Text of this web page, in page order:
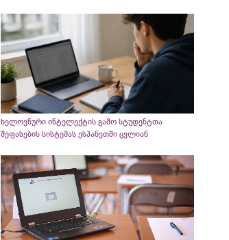
ხელოვნური ინტელექტის გამო სტუდენტთა
შეფასების სისტემას ესპანეთში ცვლიან